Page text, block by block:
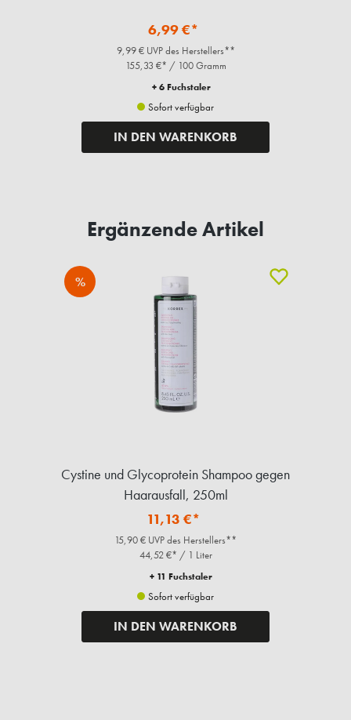
6,99 €*
9,99 € UVP des Herstellers**
155,33 €* / 100 Gramm
+ 6 Fuchstaler
Sofort verfügbar
IN DEN WARENKORB
Ergänzende Artikel
%
Cystine und Glycoprotein Shampoo gegen
Haarausfall, 250ml
11,13 €*
15,90 € UVP des Herstellers**
44,52 €* / 1 Liter
+ 11 Fuchstaler
Sofort verfügbar
IN DEN WARENKORB